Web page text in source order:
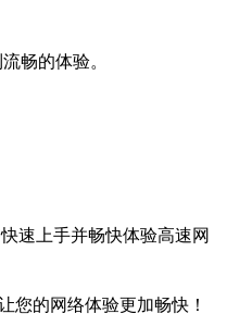
畅的体验。
速上手并畅快体验高速网
您的网络体验更加畅快！